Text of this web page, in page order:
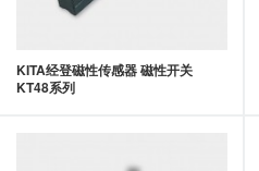
KITA经登磁性传感器 磁性开关
KT48系列